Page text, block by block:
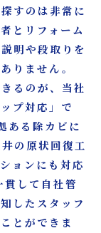
すのは非常に
とリフォーム
明や段取りを
りません。
るのが、当社
プ対応」で
ある除カビに
の原状回復工
ョンにも対応
貫して自社管
したスタッフ
とができま